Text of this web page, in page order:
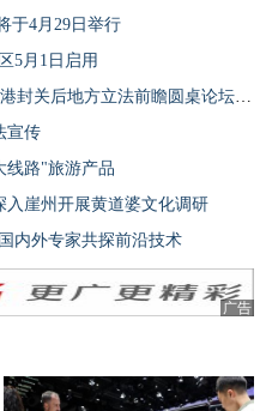
于4月29日举行
5月1日启用
宣传
线路"旅游产品
入崖州开展黄道婆文化调研
内外专家共探前沿技术
广告